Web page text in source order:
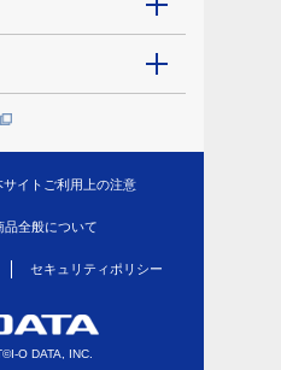
サイトご利用上の注意
品全般について
セキュリティポリシー
O DATA, INC.